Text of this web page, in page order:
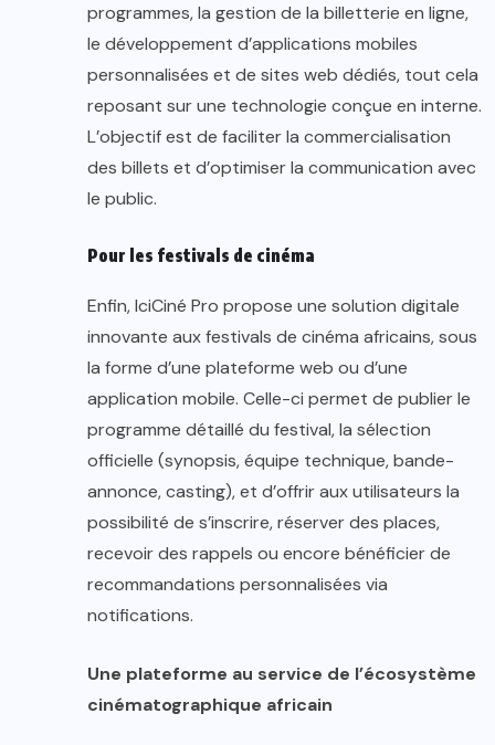
programmes, la gestion de la billetterie en ligne,
le développement d’applications mobiles
personnalisées et de sites web dédiés, tout cela
reposant sur une technologie conçue en interne.
L’objectif est de faciliter la commercialisation
des billets et d’optimiser la communication avec
le public.
Pour les festivals de cinéma
Enfin, IciCiné Pro propose une solution digitale
innovante aux festivals de cinéma africains, sous
la forme d’une plateforme web ou d’une
application mobile. Celle-ci permet de publier le
programme détaillé du festival, la sélection
officielle (synopsis, équipe technique, bande-
annonce, casting), et d’offrir aux utilisateurs la
possibilité de s’inscrire, réserver des places,
recevoir des rappels ou encore bénéficier de
recommandations personnalisées via
notifications.
Une plateforme au service de l’écosystème
cinématographique africain